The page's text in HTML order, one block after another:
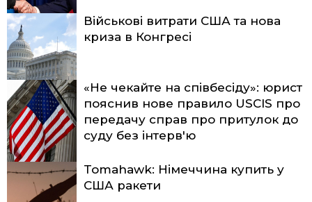
Військові витрати США та нова
криза в Конгресі
«Не чекайте на співбесіду»: юрист
пояснив нове правило USCIS про
передачу справ про притулок до
суду без інтерв'ю
Tomahawk: Німеччина купить у
США ракети